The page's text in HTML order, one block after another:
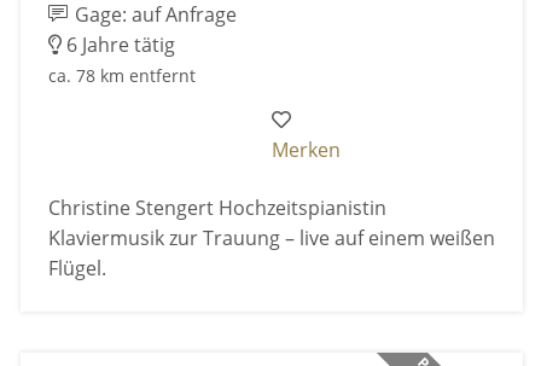
Gage: auf Anfrage
6 Jahre tätig
ca. 78 km entfernt
Merken
Christine Stengert Hochzeitspianistin
Klaviermusik zur Trauung – live auf einem weißen
Flügel.